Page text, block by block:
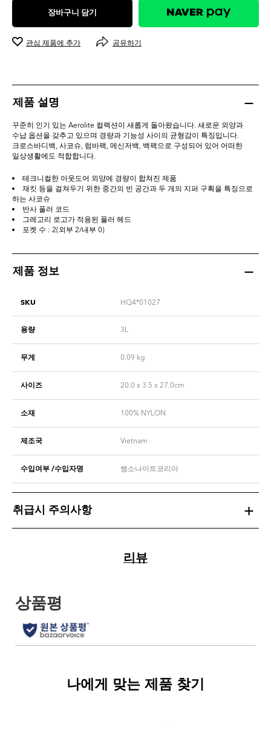
장바구니 담기
관심 제품에 추가 공유하기
제품 설명
꾸준히 인기 있는 Aerolite 컬렉션이 새롭게 돌아왔습니다. 새로운 외양과
수납 옵션을 갖추고 있으며 경량과 기능성 사이의 균형감이 특징입니다.
크로스바디백, 사코슈, 럼바팩, 메신저백, 백팩으로 구성되어 있어 어떠한
일상생활에도 적합합니다.
테크니컬한 아웃도어 외양에 경량이 합쳐진 제품
재킷 등을 걸쳐두기 위한 중간의 빈 공간과 두 개의 지퍼 구획을 특징으로
하는 사코슈
반사 풀러 코드
그레고리 로고가 적용된 풀러 헤드
포켓 수 : 2(외부 2/내부 0)
제품 정보
SKU HQ4*01027
용량 3L
무게 0.09 kg
사이즈 20.0 x 3.5 x 27.0cm
소재 100% NYLON
제조국 Vietnam
수입여부 /수입자명 쌤소나이트코리아
취급시 주의사항
리뷰
나에게 맞는 제품 찾기